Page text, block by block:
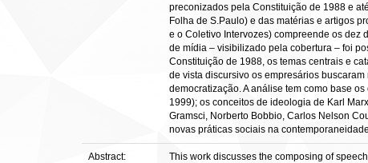
preconizados pela Constituição de 1988 e
Folha de S.Paulo) e das matérias e artigos
e o Coletivo Intervozes) compreende os dez
de mídia – visibilizado pela cobertura – foi
Constituição de 1988, os temas centrais e
de vista discursivo os empresários
democratização. A análise tem como base
1999); os conceitos de ideologia de Karl
Gramsci, Norberto Bobbio, Carlos Nelson
novas práticas sociais na
Abstract:
This work discusses the composing of